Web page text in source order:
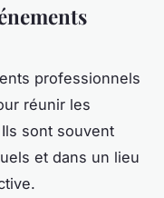
professionnels
réunir les
sont souvent
et dans un lieu